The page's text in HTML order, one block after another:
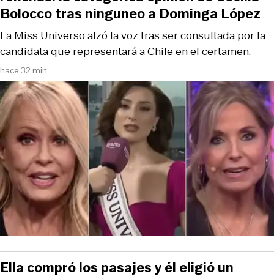
hace 32 min
La Miss Universo alzó la voz tras ser consultada por la
candidata que representará a Chile en el certamen.
Bolocco tras ninguneo a Dominga López
Ella compró los pasajes y él eligió un